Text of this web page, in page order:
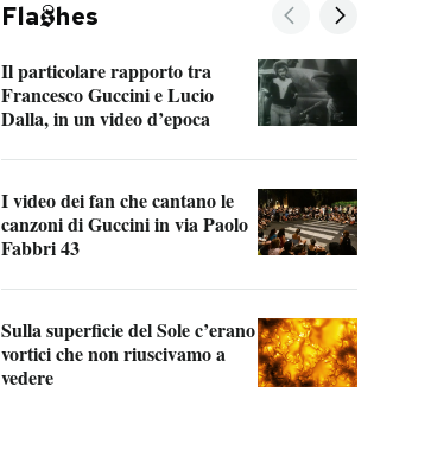
Fla hes
Il particolare rapporto tra
Francesco Guccini e Lucio
Dalla, in un video d’epoca
I video dei fan che cantano le
canzoni di Guccini in via Paolo
Fabbri 43
Sulla superficie del Sole c’erano
vortici che non riuscivamo a
vedere